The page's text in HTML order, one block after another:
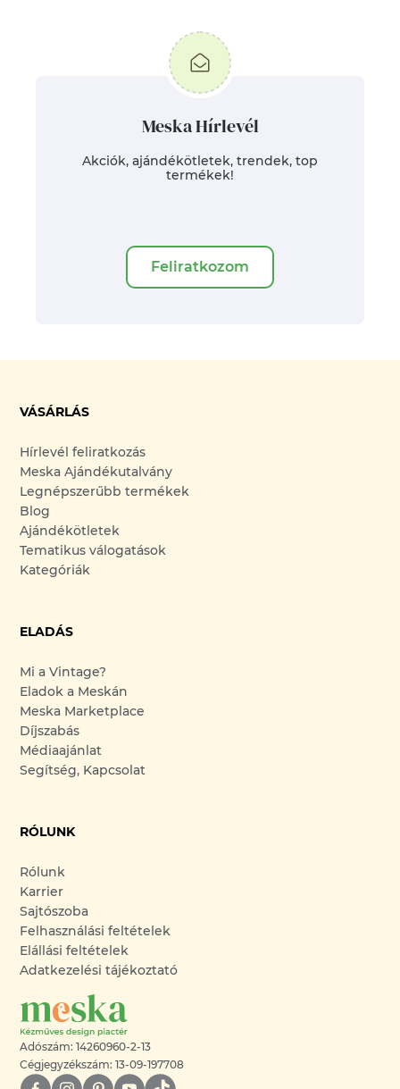
Meska Hírlevél
Akciók, ajándékötletek, trendek, top
termékek!
Feliratkozom
VÁSÁRLÁS
Hírlevél feliratkozás
Meska Ajándékutalvány
Legnépszerűbb termékek
Blog
Ajándékötletek
Tematikus válogatások
Kategóriák
ELADÁS
Mi a Vintage?
Eladok a Meskán
Meska Marketplace
Díjszabás
Médiaajánlat
Segítség, Kapcsolat
RÓLUNK
Rólunk
Karrier
Sajtószoba
Felhasználási feltételek
Elállási feltételek
Adatkezelési tájékoztató
Adószám: 14260960-2-13
Cégjegyzékszám: 13-09-197708